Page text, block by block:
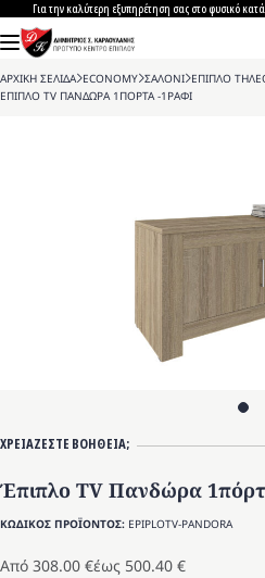
to
content
Για την καλύτερη εξυπηρέτηση σας στο φυσικό
ΑΡΧΙΚΗ ΣΕΛΙΔΑ>ECONOMY>ΣΑΛΟΝΙ>ΕΠΙΠΛΟ
ΕΠΙΠΛΟ TV ΠΑΝΔΩΡΑ 1ΠΟΡΤΑ -1ΡΑΦΙ
ΧΡΕΙΑΖΕΣΤΕ ΒΟΗΘΕΙΑ;
Έπιπλο TV Πανδώρα
ΚΩΔΙΚΟΣ ΠΡΟΪΟΝΤΟΣ: EPIPLOTV-PANDORA
Από 308.00 €έως 500.40 €